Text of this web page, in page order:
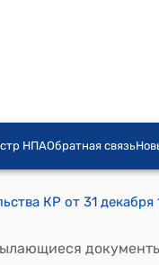
НПАОбратная связь